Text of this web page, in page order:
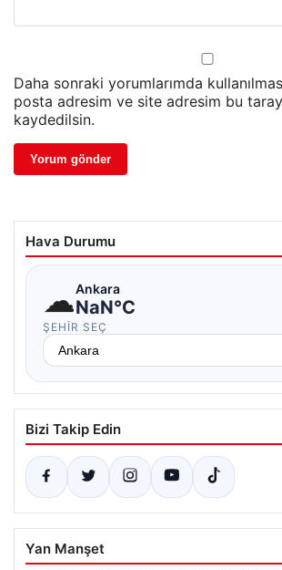
Daha sonraki yorumlarımda
posta adresim ve site adresim bu
kaydedilsin.
Hava Durumu
☁Ankara
NaN°C
ŞEHIR SEÇ
Bizi Takip Edin
Yan Manşet